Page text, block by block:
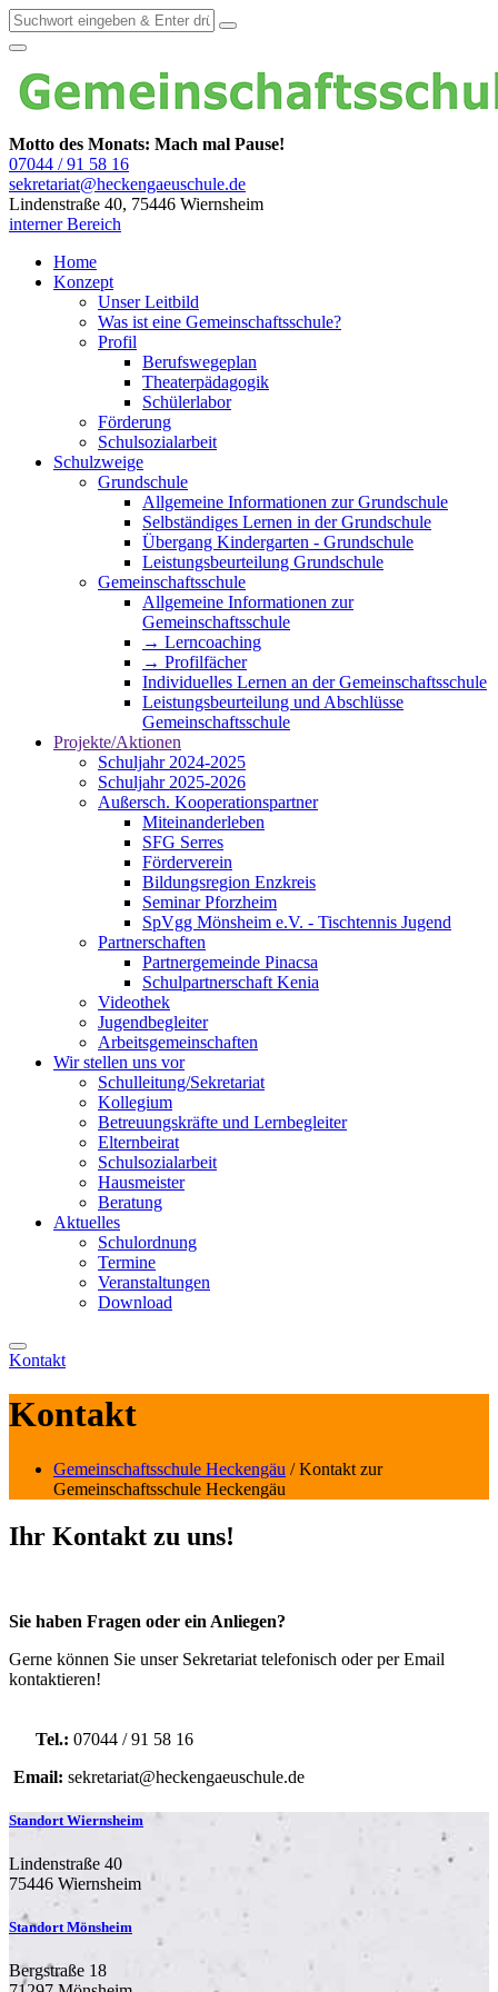
Motto des Monats: Mach mal Pause!
07044 / 91 58 16
sekretariat@heckengaeuschule.de
Lindenstraße 40, 75446 Wiernsheim
interner Bereich
Home
Konzept
Unser Leitbild
Was ist eine Gemeinschaftsschule?
Profil
Berufswegeplan
Theaterpädagogik
Schülerlabor
Förderung
Schulsozialarbeit
Schulzweige
Grundschule
Allgemeine Informationen zur Grundschule
Selbständiges Lernen in der Grundschule
Übergang Kindergarten - Grundschule
Leistungsbeurteilung Grundschule
Gemeinschaftsschule
Allgemeine Informationen zur
Gemeinschaftsschule
→ Lerncoaching
→ Profilfächer
Individuelles Lernen an der Gemeinschaftsschule
Leistungsbeurteilung und Abschlüsse
Gemeinschaftsschule
Projekte/Aktionen
Schuljahr 2024-2025
Schuljahr 2025-2026
Außersch. Kooperationspartner
Miteinanderleben
SFG Serres
Förderverein
Bildungsregion Enzkreis
Seminar Pforzheim
SpVgg Mönsheim e.V. - Tischtennis Jugend
Partnerschaften
Partnergemeinde Pinacsa
Schulpartnerschaft Kenia
Videothek
Jugendbegleiter
Arbeitsgemeinschaften
Wir stellen uns vor
Schulleitung/Sekretariat
Kollegium
Betreuungskräfte und Lernbegleiter
Elternbeirat
Schulsozialarbeit
Hausmeister
Beratung
Aktuelles
Schulordnung
Termine
Veranstaltungen
Download
Kontakt
Kontakt
Gemeinschaftsschule Heckengäu / Kontakt zur
Gemeinschaftsschule Heckengäu
Ihr Kontakt zu uns!
Sie haben Fragen oder ein Anliegen?
Gerne können Sie unser Sekretariat telefonisch oder per Email
kontaktieren!
Tel.: 07044 / 91 58 16
Email: sekretariat@heckengaeuschule.de
Standort Wiernsheim
Lindenstraße 40
75446 Wiernsheim
Standort Mönsheim
Bergstraße 18